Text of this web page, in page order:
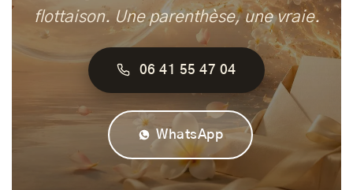
flottaison. Une parenthèse, une vraie.
06 41 55 47 04
WhatsApp